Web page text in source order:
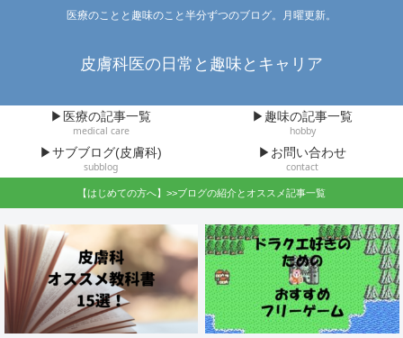
医療のことと趣味のこと半分ずつのブログ。月曜更新。
皮膚科医の日常と趣味とキャリア
▶医療の記事一覧
medical care
▶趣味の記事一覧
hobby
▶サブブログ(皮膚科)
subblog
▶お問い合わせ
contact
【はじめての方へ】>>ブログの紹介とオススメ記事一覧